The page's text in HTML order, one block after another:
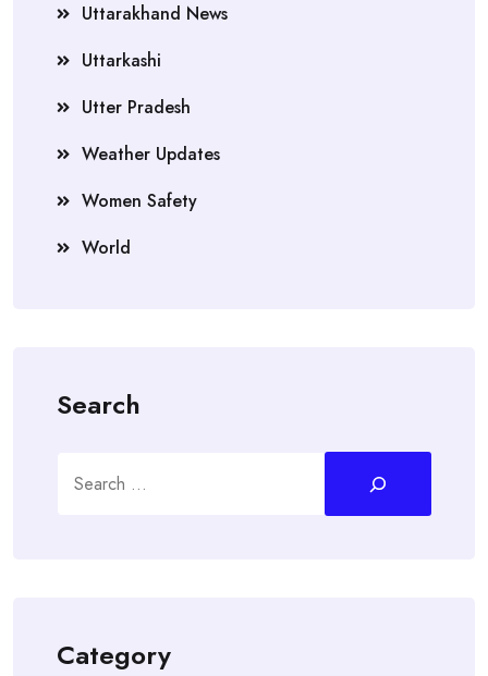
Uttarakhand News
Uttarkashi
Utter Pradesh
Weather Updates
Women Safety
World
Search
Category